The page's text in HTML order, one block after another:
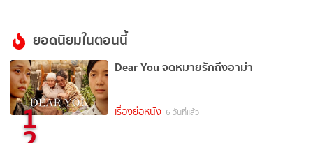
ยอดนิยมในตอนนี้
1
Dear You จดหมายรักถึงอาม่า
เรื่องย่อหนัง 6 วันที่แล้ว